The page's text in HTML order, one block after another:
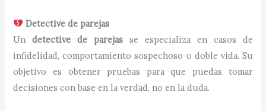
Detective de parejas
Undetective de parejas se especializa en casos de
infidelidad, comportamiento sospechoso o doble vida. Su
objetivo es obtener pruebas para que puedas tomar
decisiones con base en la verdad, no en la duda.